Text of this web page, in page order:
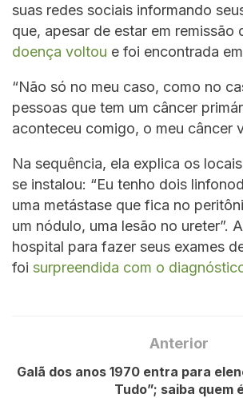
suas redes sociais informando
que, apesar de estar em remissão
doença voltou e foi encontrada
“Não só no meu caso, como no
pessoas que tem um câncer
aconteceu comigo, o meu câncer
Na sequência, ela explica os
se instalou: “Eu tenho dois
uma metástase que fica no
um nódulo, uma lesão no ureter”.
hospital para fazer seus exames
foi surpreendida com o
Anterior
Galã dos anos 1970 entra para
Tudo”; saiba quem